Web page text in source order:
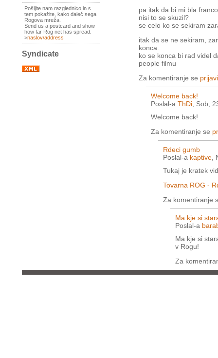
Pošljite nam razglednico in s
tem pokažite, kako daleč sega
Rogova mreža.
Send us a postcard and show
how far Rog net has spread.
>naslov/address
Syndicate
pa itak da bi mi bla
nisi to se skuzil?
se celo ko se sekiram
itak da se ne sekiram,
konca.
ko se konca bi rad videl
people filmu
Za komentiranje se prijavi
Welcome back!
Poslal-a ThDi, Sob,
Welcome back!
Za komentiranje se
Rdeci gumb
Poslal-a kaptive,
Tukaj je kratek
Tovarna ROG -
Za komentiranje
Ma kje si
Poslal-a
Ma kje si
v Rogu!
Za